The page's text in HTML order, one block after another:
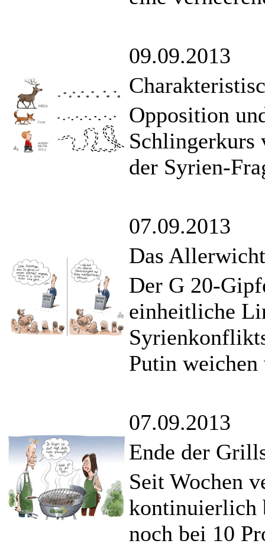
09.09.2013
Opposition
Schlingerkurs
der Syrien-
07.09.2013
Das
Der G 20-
einheitliche
Putin
07.09.2013
Ende der
Seit Wochen
kontinuierlich
noch bei 10